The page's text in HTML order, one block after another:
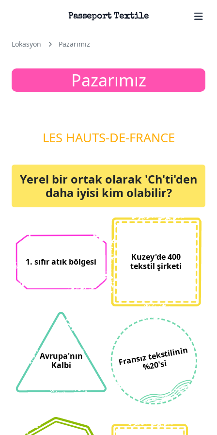
Passeport Textile
Lokasyon Pazarımız
Pazarımız
LES HAUTS-DE-FRANCE
Yerel bir ortak olarak 'Ch'ti'den
daha iyisi kim olabilir?
1. sıfır atık bölgesi
Kuzey'de 400
tekstil şirketi
Avrupa'nın
Kalbi
Fransız tekstilinin
%20'si